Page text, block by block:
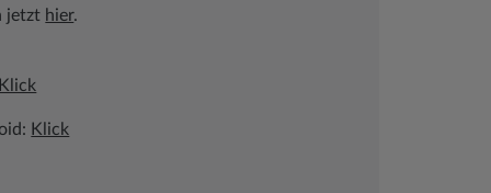
jetzt hier.
Klick